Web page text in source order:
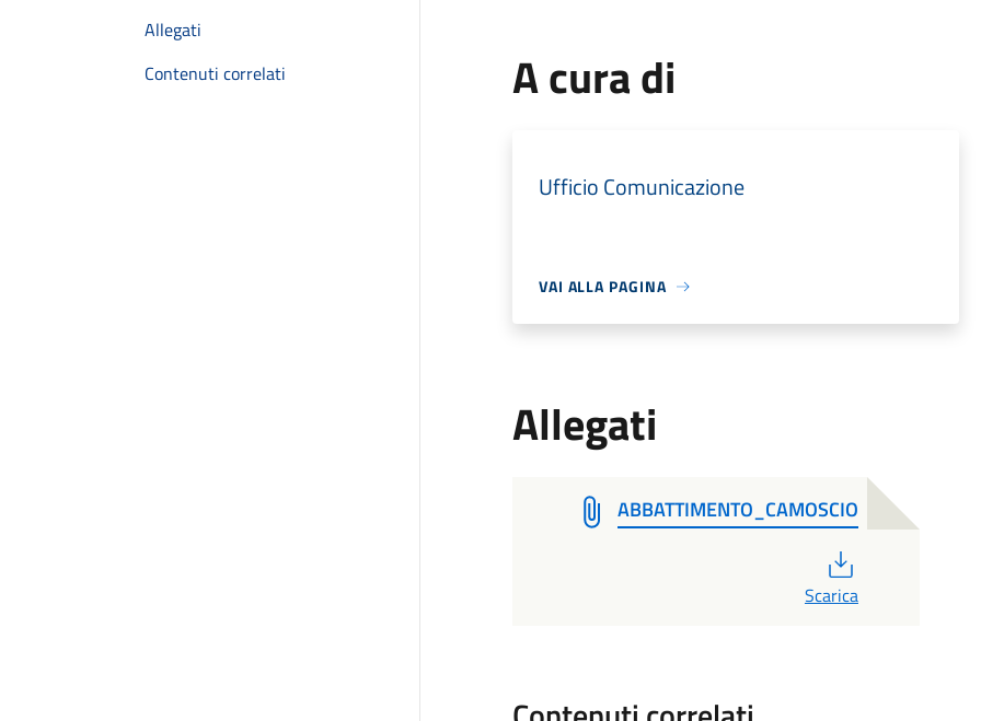
Allegati
Contenuti correlati
A cura di
Ufficio Comunicazione
VAI ALLA PAGINA
Allegati
ABBATTIMENTO_CAMOSCIO
Scarica